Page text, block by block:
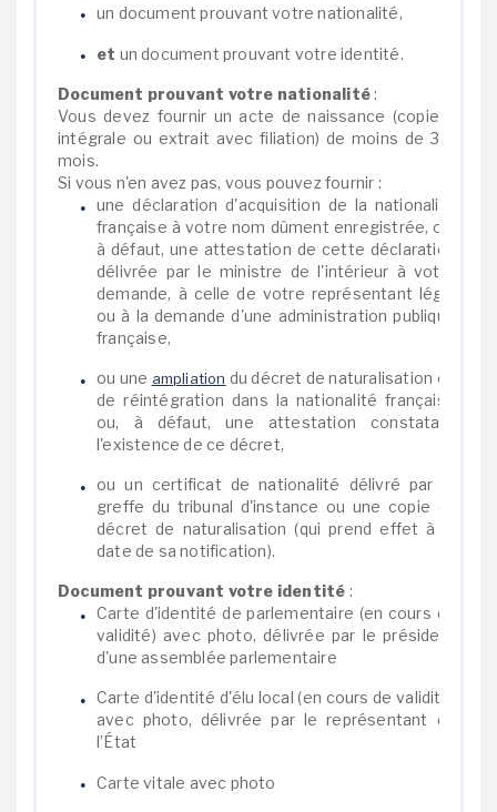
un document prouvant votre nationalité,
et un document prouvant votre identité.
Document prouvant votre nationalité:
Vous devez fournir un acte de naissance (copie
intégrale ou extrait avec filiation) de moins de 3
mois.
Si vous n'en avez pas, vous pouvez fournir :
une déclaration d'acquisition de la nationalité
française à votre nom dûment enregistrée, ou,
à défaut, une attestation de cette déclaration
délivrée par le ministre de l'intérieur à votre
demande, à celle de votre représentant légal
ou à la demande d'une administration publique
française,
ou une ampliation du décret de naturalisation ou
de réintégration dans la nationalité française
ou, à défaut, une attestation constatant
l'existence de ce décret,
ou un certificat de nationalité délivré par le
greffe du tribunal d'instance ou une copie du
décret de naturalisation (qui prend effet à la
date de sa notification).
Document prouvant votre identité :
Carte d'identité de parlementaire (en cours de
validité) avec photo, délivrée par le président
d'une assemblée parlementaire
Carte d'identité d'élu local (en cours de validité)
avec photo, délivrée par le représentant de
l’État
Carte vitale avec photo